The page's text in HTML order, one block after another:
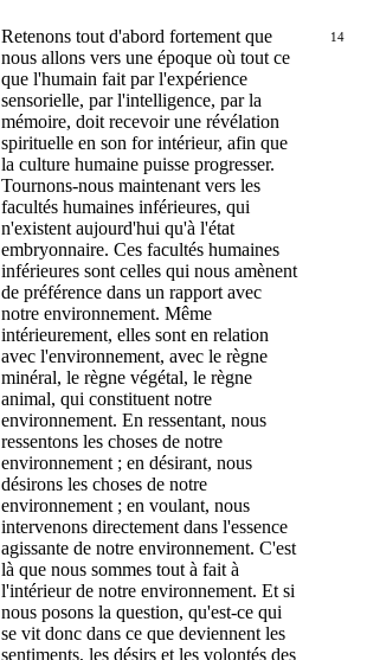
Retenons tout d'abord fortement que
nous allons vers une époque où tout ce
que l'humain fait par l'expérience
sensorielle, par l'intelligence, par la
mémoire, doit recevoir une révélation
spirituelle en son for intérieur, afin que
la culture humaine puisse progresser.
Tournons-nous maintenant vers les
facultés humaines inférieures, qui
n'existent aujourd'hui qu'à l'état
embryonnaire. Ces facultés humaines
inférieures sont celles qui nous amènent
de préférence dans un rapport avec
notre environnement. Même
intérieurement, elles sont en relation
avec l'environnement, avec le règne
minéral, le règne végétal, le règne
animal, qui constituent notre
environnement. En ressentant, nous
ressentons les choses de notre
environnement ; en désirant, nous
désirons les choses de notre
environnement ; en voulant, nous
intervenons directement dans l'essence
agissante de notre environnement. C'est
là que nous sommes tout à fait à
l'intérieur de notre environnement. Et si
nous posons la question, qu'est-ce qui
se vit donc dans ce que deviennent les
sentiments, les désirs et les volontés des
14